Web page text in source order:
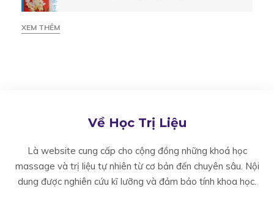
XEM THÊM
Về Học Trị Liệu
Là website cung cấp cho cộng đồng những khoá học
massage và trị liệu tự nhiên từ cơ bản đến chuyên sâu. Nội
dung được nghiên cứu kĩ lưỡng và đảm bảo tính khoa học.